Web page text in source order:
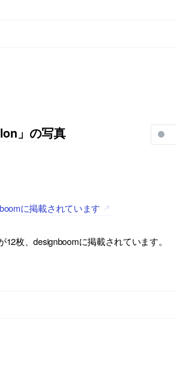
」の写真
に掲載されています
枚、designboomに掲載されています。